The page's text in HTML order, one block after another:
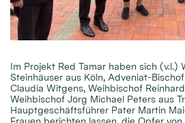
Im Projekt Red Tamar haben sich (v.l.)
Steinhäuser aus Köln, Adveniat-
Claudia Witgens, Weihbischof
Weihbischof Jörg Michael Peters aus
Hauptgeschäftsführer Pater Martin
Frauen berichten lassen, die Opfer